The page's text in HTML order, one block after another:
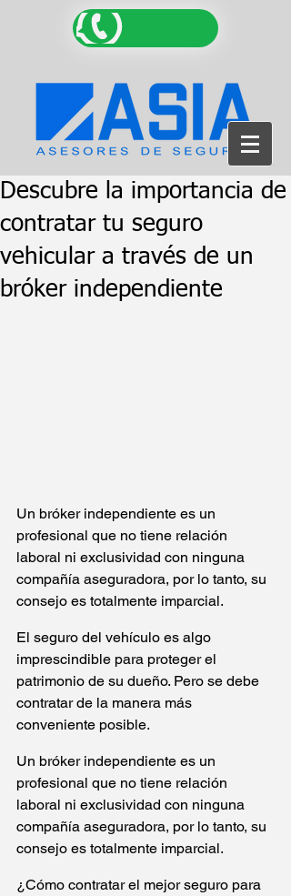
Descubre la importancia de
contratar tu seguro
vehicular a través de un
bróker independiente
Un bróker independiente es un
profesional que no tiene relación
laboral ni exclusividad con ninguna
compañía aseguradora, por lo tanto, su
consejo es totalmente imparcial.
El seguro del vehículo es algo
imprescindible para proteger el
patrimonio de su dueño. Pero se debe
contratar de la manera más
conveniente posible.
Un bróker independiente es un
profesional que no tiene relación
laboral ni exclusividad con ninguna
compañía aseguradora, por lo tanto, su
consejo es totalmente imparcial.
¿Cómo contratar el mejor seguro para